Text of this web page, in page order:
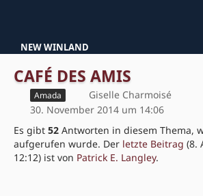
NEW WINLAND
CAFÉ DES AMIS
Amada
Giselle Charmoisé
30. November 2014 um 14:06
Es gibt 52 Antworten in diesem Thema,
aufgerufen wurde. Der letzte Beitrag (8.
12:12) ist von Patrick E. Langley.